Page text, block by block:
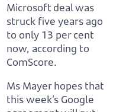
Microsoft deal was
struck five years ago
to only 13 per cent
now, according to
ComScore.
Ms Mayer hopes that
this week’s Google